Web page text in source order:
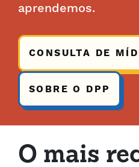
aprendemos.
CONSULTA DE
SOBRE O DPP
O mais